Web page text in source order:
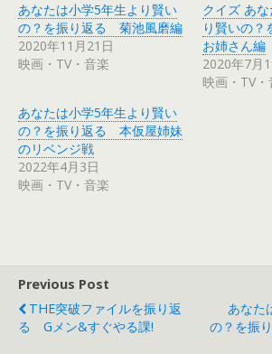
t
t
e
r
で
共
し
い
ウ
ィ
ン
ド
ウ
で
開
共
有
す
る
に
は
ク
ク
し
て
く
だ
さ
い
(
新
で
開
ま
す
)
あなたは小学5年生より賢い
の？を振り返る 菊池風磨編
2020年11月21日
映画・TV・音楽
クイズ あ
り賢いの
お姉さん編
2020年7月
映画・TV・
あなたは小学5年生より賢い
の？を振り返る 本仮屋姉妹
のリベンジ戦
2022年4月3日
映画・TV・音楽
Previous Post
THE突破ファイルを振り返
る Gメン&すぐやる課!
あなた
の？を振